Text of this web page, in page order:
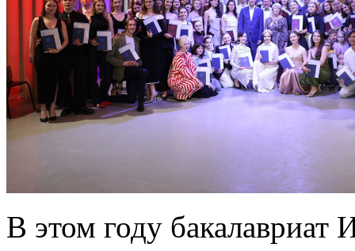
В этом году бакалавриат